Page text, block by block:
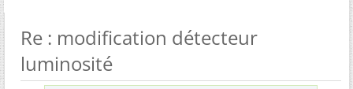
Re : modification détecteur
luminosité